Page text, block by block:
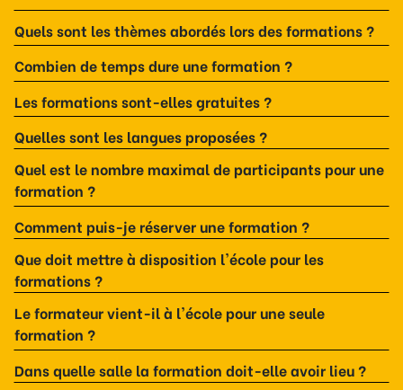
Quels sont les thèmes abordés lors des formations ?
Combien de temps dure une formation ?
Les formations sont-elles gratuites ?
Quelles sont les langues proposées ?
Quel est le nombre maximal de participants pour une
formation ?
Comment puis-je réserver une formation ?
Que doit mettre à disposition l'école pour les
formations ?
Le formateur vient-il à l'école pour une seule
formation ?
Dans quelle salle la formation doit-elle avoir lieu ?